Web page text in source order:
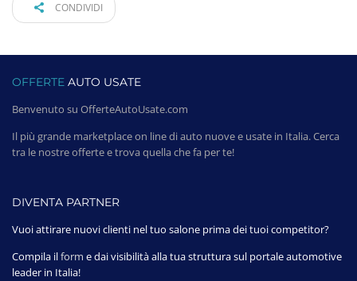
CONDIVIDI
OFFERTE AUTO USATE
Benvenuto su OfferteAutoUsate.com
Il più grande marketplace on line di auto nuove e usate in Italia. Cerca
tra le nostre offerte e trova quella che fa per te!
DIVENTA PARTNER
Vuoi attirare nuovi clienti nel tuo salone prima dei tuoi competitor?
Compila ilform e dai visibilità alla tua struttura sul portale automotive
leader in Italia!